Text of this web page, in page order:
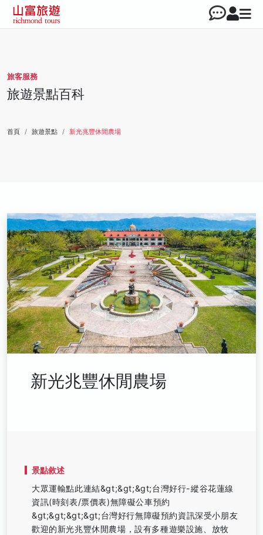
旅客服務
旅遊景點百科
首頁 旅遊景點 新光兆豐休閒農場
新光兆豐休閒農場
景點敘述
大眾運輸點此連結&gt;&gt;&gt;台灣好行-縱谷花蓮線
資訊(時刻表/票價表)無障礙公車預約
&gt;&gt;&gt;&gt;台灣好行無障礙預約資訊深受小朋友
歡迎的新光兆豐休閒農場，設有多種遊樂設施、放牧